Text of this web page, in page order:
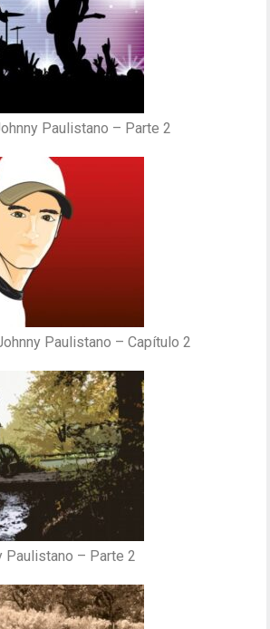
Paulistano – Parte 2
Paulistano – Capítulo 2
Paulistano – Parte 2